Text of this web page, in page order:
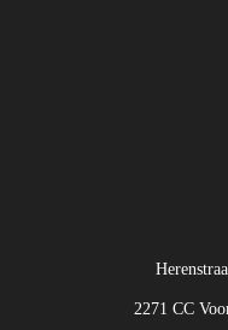
2271 CC